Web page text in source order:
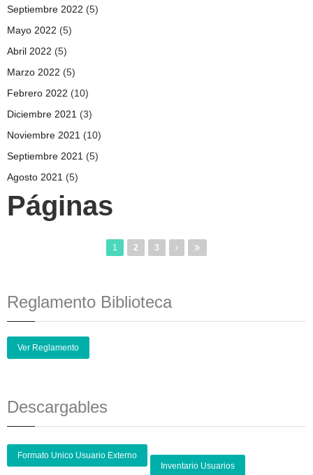
Septiembre 2022 (5)
Mayo 2022 (5)
Abril 2022 (5)
Marzo 2022 (5)
Febrero 2022 (10)
Diciembre 2021 (3)
Noviembre 2021 (10)
Septiembre 2021 (5)
Agosto 2021 (5)
Páginas
1 2 3
Reglamento Biblioteca
Ver Reglamento
Descargables
Formato Unico Usuario Externo
Inventario Usuarios